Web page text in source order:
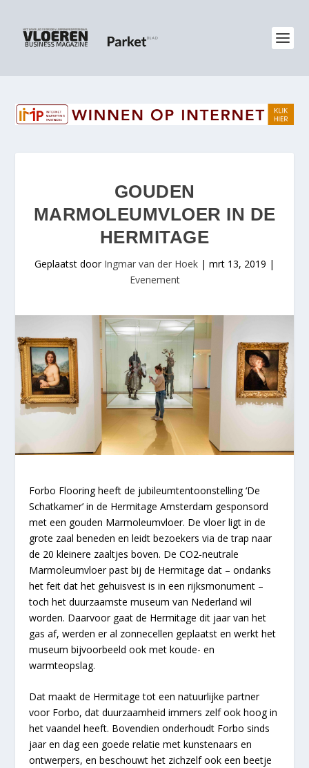
GOUDEN
MARMOLEUMVLOER IN DE
HERMITAGE
Geplaatst door Ingmar van der Hoek | mrt 13, 2019 |
Evenement
Forbo Flooring heeft de jubileumtentoonstelling ‘De
Schatkamer’ in de Hermitage Amsterdam gesponsord
met een gouden Marmoleumvloer. De vloer ligt in de
grote zaal beneden en leidt bezoekers via de trap naar
de 20 kleinere zaaltjes boven. De CO2-neutrale
Marmoleumvloer past bij de Hermitage dat – ondanks
het feit dat het gehuisvest is in een rijksmonument –
toch het duurzaamste museum van Nederland wil
worden. Daarvoor gaat de Hermitage dit jaar van het
gas af, werden er al zonnecellen geplaatst en werkt het
museum bijvoorbeeld ook met koude- en
warmteopslag.
Dat maakt de Hermitage tot een natuurlijke partner
voor Forbo, dat duurzaamheid immers zelf ook hoog in
het vaandel heeft. Bovendien onderhoudt Forbo sinds
jaar en dag een goede relatie met kunstenaars en
ontwerpers, en beschouwt het zichzelf ook een beetje